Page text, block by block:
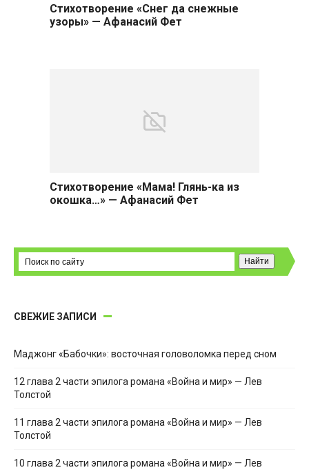
Стихотворение «Снег да снежные
узоры» — Афанасий Фет
Стихотворение «Мама! Глянь-ка из
окошка…» — Афанасий Фет
СВЕЖИЕ ЗАПИСИ
Маджонг «Бабочки»: восточная головоломка перед сном
12 глава 2 части эпилога романа «Война и мир» — Лев
Толстой
11 глава 2 части эпилога романа «Война и мир» — Лев
Толстой
10 глава 2 части эпилога романа «Война и мир» — Лев